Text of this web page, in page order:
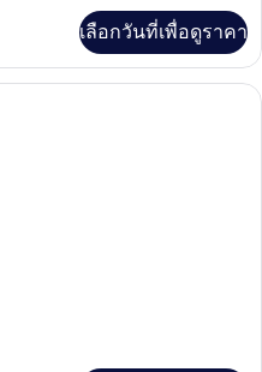
เลือกวันที่เพื่อดูราคา
เครื่องนอนป้องกันสารก่อภูมิแพ้, มินิบา